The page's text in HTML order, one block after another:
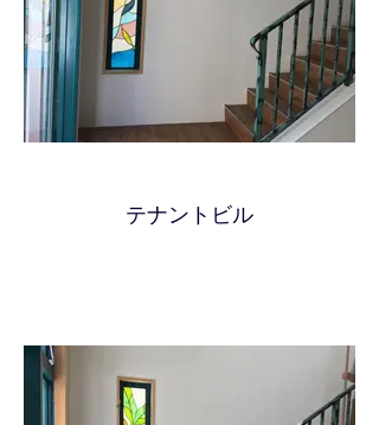
テナントビル